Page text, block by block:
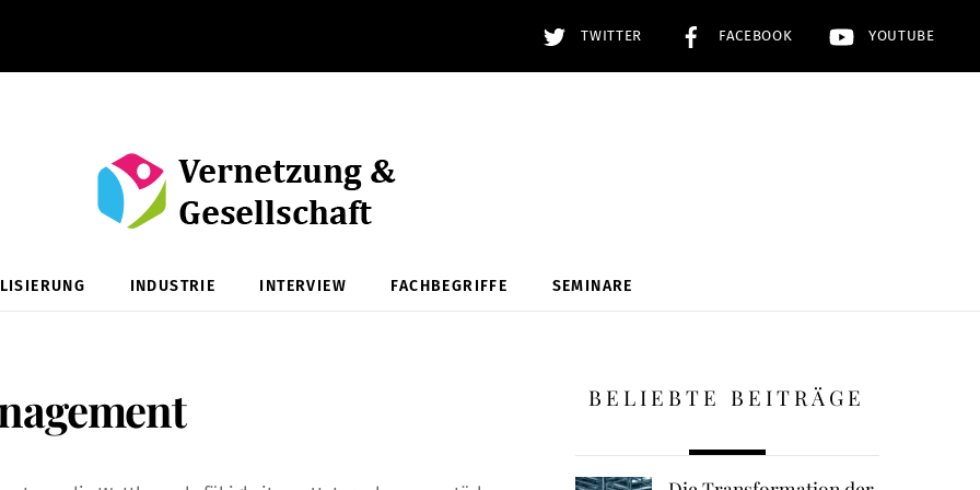
TWITTER FACEBOOK YOUTUBE
INDUSTRIE INTERVIEW FACHBEGRIFFE SEMINARE
BELIEBTE BEITRÄGE